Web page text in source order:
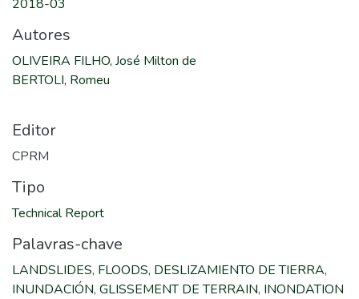
2018-03
Autores
OLIVEIRA FILHO, José Milton de
BERTOLI, Romeu
Editor
CPRM
Tipo
Technical Report
Palavras-chave
LANDSLIDES, FLOODS, DESLIZAMIENTO DE TIERRA,
INUNDACIÓN, GLISSEMENT DE TERRAIN, INONDATION